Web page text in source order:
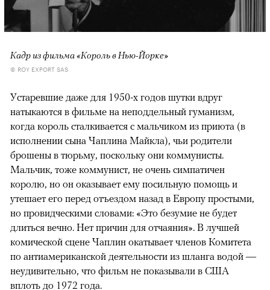
Кадр из фильма «Король в Нью-Йорке»
© ROY EXPORT SAS
Устаревшие даже для 1950-х годов шутки вдруг
натыкаются в фильме на неподдельный гуманизм,
когда король сталкивается с мальчиком из приюта (в
исполнении сына Чаплина Майкла), чьи родители
брошены в тюрьму, поскольку они коммунисты.
Мальчик, тоже коммунист, не очень симпатичен
королю, но он оказывает ему посильную помощь и
утешает его перед отъездом назад в Европу простыми,
но провидческими словами: «Это безумие не будет
длиться вечно. Нет причин для отчаяния». В лучшей
комической сцене Чаплин окатывает членов Комитета
по антиамериканской деятельности из шланга водой —
неудивительно, что фильм не показывали в США
вплоть до 1972 года.